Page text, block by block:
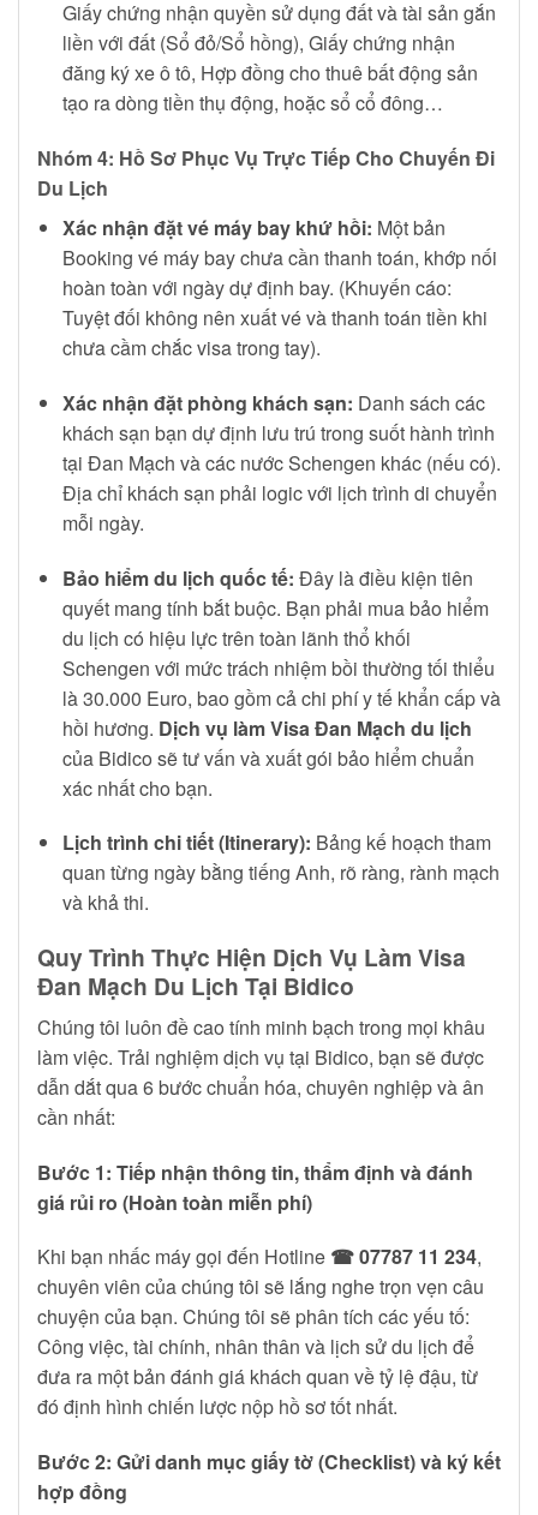
Giấy chứng nhận quyền sử dụng đất và tài sản gắn
liền với đất (Sổ đỏ/Sổ hồng), Giấy chứng nhận
đăng ký xe ô tô, Hợp đồng cho thuê bất động sản
tạo ra dòng tiền thụ động, hoặc sổ cổ đông…
Nhóm 4: Hồ Sơ Phục Vụ Trực Tiếp Cho Chuyến Đi
Du Lịch
Xác nhận đặt vé máy bay khứ hồi: Một bản
Booking vé máy bay chưa cần thanh toán, khớp nối
hoàn toàn với ngày dự định bay. (Khuyến cáo:
Tuyệt đối không nên xuất vé và thanh toán tiền khi
chưa cầm chắc visa trong tay).
Xác nhận đặt phòng khách sạn: Danh sách các
khách sạn bạn dự định lưu trú trong suốt hành trình
tại Đan Mạch và các nước Schengen khác (nếu có).
Địa chỉ khách sạn phải logic với lịch trình di chuyển
mỗi ngày.
Bảo hiểm du lịch quốc tế: Đây là điều kiện tiên
quyết mang tính bắt buộc. Bạn phải mua bảo hiểm
du lịch có hiệu lực trên toàn lãnh thổ khối
Schengen với mức trách nhiệm bồi thường tối thiểu
là 30.000 Euro, bao gồm cả chi phí y tế khẩn cấp và
hồi hương. Dịch vụ làm Visa Đan Mạch du lịch
của Bidico sẽ tư vấn và xuất gói bảo hiểm chuẩn
xác nhất cho bạn.
Lịch trình chi tiết (Itinerary): Bảng kế hoạch tham
quan từng ngày bằng tiếng Anh, rõ ràng, rành mạch
và khả thi.
Quy Trình Thực Hiện Dịch Vụ Làm Visa
Đan Mạch Du Lịch Tại Bidico
Chúng tôi luôn đề cao tính minh bạch trong mọi khâu
làm việc. Trải nghiệm dịch vụ tại Bidico, bạn sẽ được
dẫn dắt qua 6 bước chuẩn hóa, chuyên nghiệp và ân
cần nhất:
Bước 1: Tiếp nhận thông tin, thẩm định và đánh
giá rủi ro (Hoàn toàn miễn phí)
Khi bạn nhấc máy gọi đến Hotline ☎ 07787 11 234,
chuyên viên của chúng tôi sẽ lắng nghe trọn vẹn câu
chuyện của bạn. Chúng tôi sẽ phân tích các yếu tố:
Công việc, tài chính, nhân thân và lịch sử du lịch để
đưa ra một bản đánh giá khách quan về tỷ lệ đậu, từ
đó định hình chiến lược nộp hồ sơ tốt nhất.
Bước 2: Gửi danh mục giấy tờ (Checklist) và ký kết
hợp đồng